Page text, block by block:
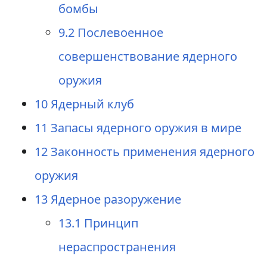
бомбы
9.2 Послевоенное
совершенствование ядерного
оружия
10Ядерный клуб
11 Запасы ядерного оружия в мире
12Законность применения ядерного
оружия
13Ядерное разоружение
13.1 Принцип
нераспространения